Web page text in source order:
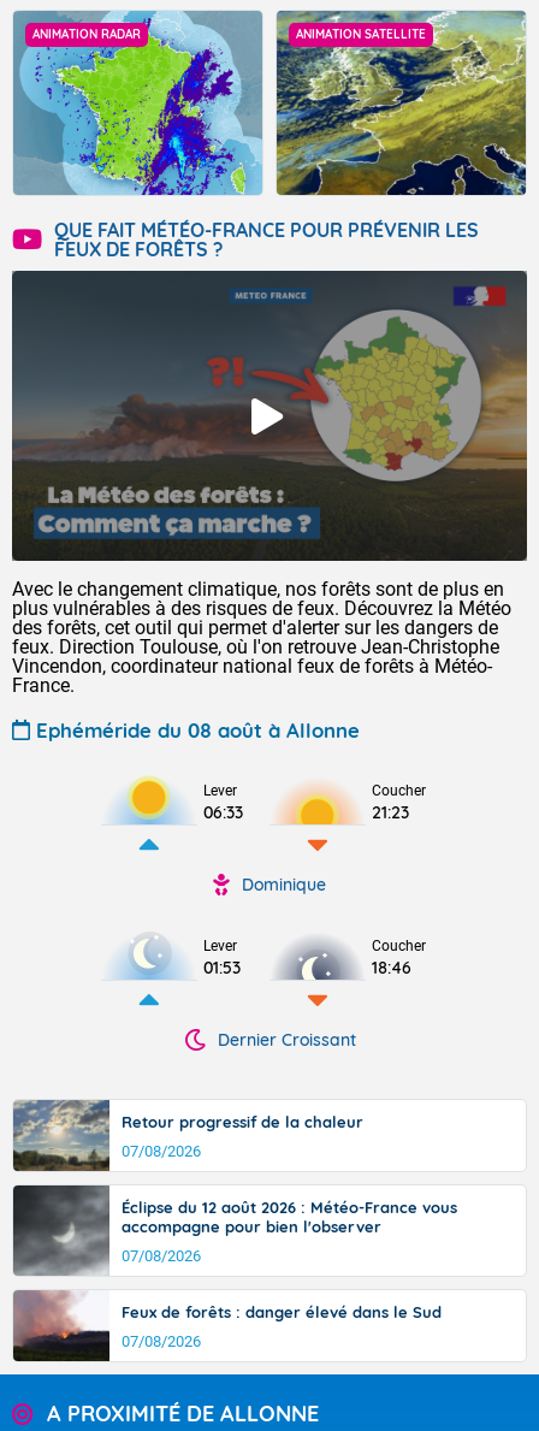
ANIMATION RADAR ANIMATION SATELLITE
QUE FAIT MÉTÉO-FRANCE POUR PRÉVENIR LES
FEUX DE FORÊTS ?
Avec le changement climatique, nos forêts sont de plus en
plus vulnérables à des risques de feux. Découvrez la Météo
des forêts, cet outil qui permet d'alerter sur les dangers de
feux. Direction Toulouse, où l'on retrouve Jean-Christophe
Vincendon, coordinateur national feux de forêts à Météo-
France.
Ephéméride du 08 août à Allonne
Lever
06:33
Coucher
21:23
Dominique
Lever
01:53
Coucher
18:46
Dernier Croissant
Retour progressif de la chaleur
07/08/2026
Éclipse du 12 août 2026 : Météo-France vous
accompagne pour bien l'observer
07/08/2026
Feux de forêts : danger élevé dans le Sud
07/08/2026
A PROXIMITÉ DE ALLONNE